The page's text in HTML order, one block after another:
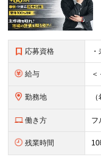
応募資格
給与
勤務地
働き方 フ
残業時間